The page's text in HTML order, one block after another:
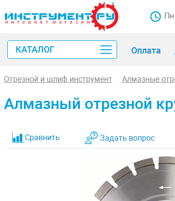
КАТАЛОГ Оплата
Отрезной и шлиф инструмент Алмазные
Алмазный отрезной
Сравнить Задать вопрос